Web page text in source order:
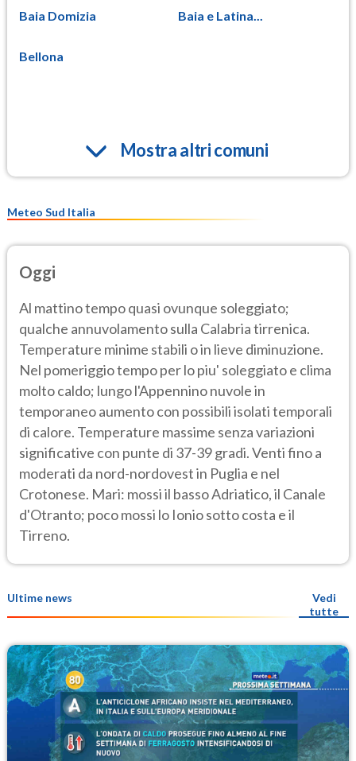
Baia Domizia Baia e Latina...
Bellona
Mostra altri comuni
Meteo Sud Italia
Oggi
Al mattino tempo quasi ovunque soleggiato;
qualche annuvolamento sulla Calabria tirrenica.
Temperature minime stabili o in lieve diminuzione.
Nel pomeriggio tempo per lo piu' soleggiato e clima
molto caldo; lungo l'Appennino nuvole in
temporaneo aumento con possibili isolati temporali
di calore. Temperature massime senza variazioni
significative con punte di 37-39 gradi. Venti fino a
moderati da nord-nordovest in Puglia e nel
Crotonese. Mari: mossi il basso Adriatico, il Canale
d'Otranto; poco mossi lo Ionio sotto costa e il
Tirreno.
Ultime news
Vedi
tutte